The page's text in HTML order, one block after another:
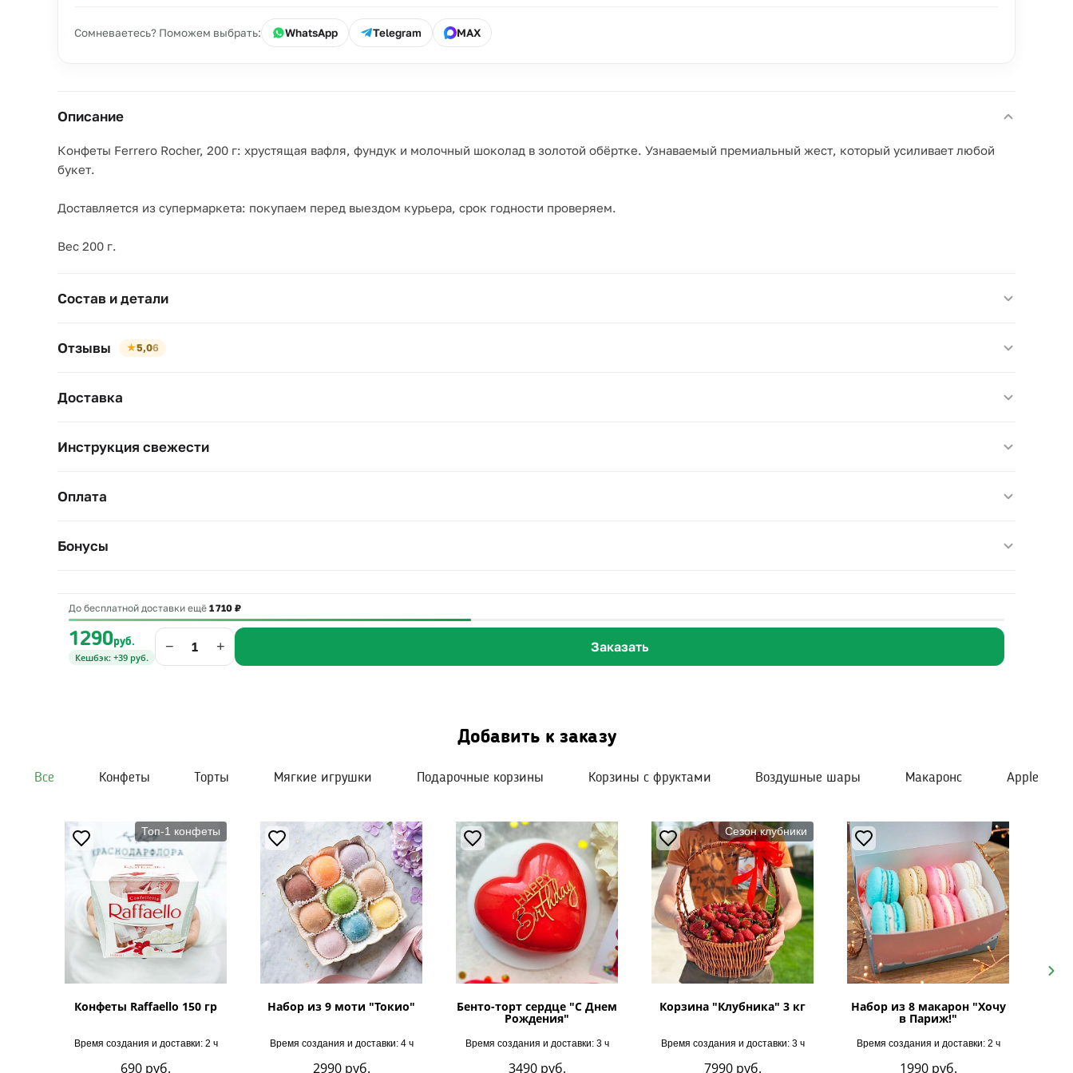
Сомневаетесь? Поможем выбрать: WhatsApp Telegram MAX
Описание
Конфеты Ferrero Rocher, 200 г: хрустящая вафля, фундук и молочный шоколад в золотой обёртке. Узнаваемый премиальный жест, который усиливает любой
букет.
Доставляется из супермаркета: покупаем перед выездом курьера, срок годности проверяем.
Вес 200 г.
Состав и детали
Отзывы ★5,06
Доставка
Инструкция свежести
Оплата
Бонусы
До бесплатной доставки ещё 1 710 ₽
1290руб.
Кешбэк: +39 руб.
− + Заказать
Добавить к заказу
Все Конфеты Торты Мягкие игрушки Подарочные корзины Корзины с фруктами Воздушные шары Макаронс Apple
Топ-1 конфеты
Конфеты Raffaello 150 гр
Время создания и доставки: 2 ч
690 руб.
Набор из 9 моти "Токио"
Время создания и доставки: 4 ч
2990 руб.
Бенто-торт сердце "С Днем
Рождения"
Время создания и доставки: 3 ч
3490 руб.
Сезон клубники
Корзина "Клубника" 3 кг
Время создания и доставки: 3 ч
7990 руб.
Набор из 8 макарон "Хочу
в Париж!"
Время создания и доставки: 2 ч
1990 руб.
Next